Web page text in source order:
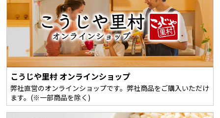
こうじや里村 オンラインショップ
弊社直営のオンラインショップです。弊社商品をご購入いただけ
ます。(※一部商品を除く)